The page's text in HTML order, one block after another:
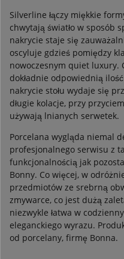
Silverline łączy miękkie
chwytają światło w sposób
nakrycie staje się
oscyluje gdzieś pomiędzy
nowoczesnym quiet luxury.
dokładnie odpowiednią
nakrycie stołu wydaje się
długie kolacje, przy
używają lnianych serwetek.
Porcelana wygląda niemal
profesjonalnego serwisu z
funkcjonalnością jak
Bonny. Co więcej, w
przedmiotów ze srebrną
zmywarce, co jest dużą
niezwykle łatwa w
eleganckiego wyrazu.
od porcelany, firmę Bonna.